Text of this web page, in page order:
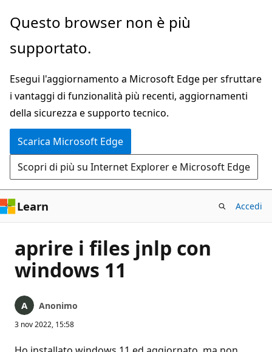
Ignora
passa
contenuto
principale
Questo browser non è più
supportato.
Esegui l'aggiornamento a Microsoft Edge per sfruttare
i vantaggi di funzionalità più recenti, aggiornamenti
della sicurezza e supporto tecnico.
Scarica Microsoft Edge
Scopri di più su Internet Explorer e Microsoft Edge
Learn Accedi
aprire i files jnlp con
windows 11
Anonimo
3 nov 2022, 15:58